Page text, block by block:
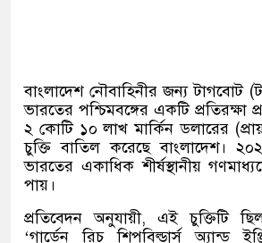
বাংলাদেশ নৌবাহিনীর জন্য টাগবোট
ভারতের পশ্চিমবঙ্গের একটি প্রতিরক্ষা
২ কোটি ১০ লাখ মার্কিন ডলারের
চুক্তি বাতিল করেছে বাংলাদেশ।
ভারতের একাধিক শীর্ষস্থানীয়
পায়।
প্রতিবেদন অনুযায়ী, এই চুক্তিটি
‘গার্ডেন রিচ শিপবিল্ডার্স অ্যান্ড